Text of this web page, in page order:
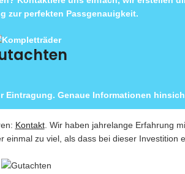
zur perfekten Passgenauigkeit.
Genaue Informationen
Kontakt. Wir haben jahrelange Erfahrung
einmal zu viel, als dass bei dieser Investition